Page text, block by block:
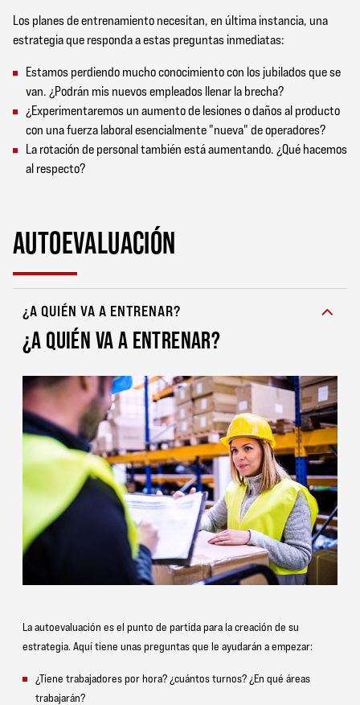
Los planes de entrenamiento necesitan, en última instancia, una
estrategia que responda a estas preguntas inmediatas:
Estamos perdiendo mucho conocimiento con los jubilados que se
van. ¿Podrán mis nuevos empleados llenar la brecha?
¿Experimentaremos un aumento de lesiones o daños al producto
con una fuerza laboral esencialmente "nueva" de operadores?
La rotación de personal también está aumentando. ¿Qué hacemos
al respecto?
AUTOEVALUACIÓN
¿A QUIÉN VA A ENTRENAR?
¿A QUIÉN VA A ENTRENAR?
La autoevaluación es el punto de partida para la creación de su
estrategia. Aquí tiene unas preguntas que le ayudarán a empezar:
¿Tiene trabajadores por hora? ¿cuántos turnos? ¿En qué áreas
trabajarán?